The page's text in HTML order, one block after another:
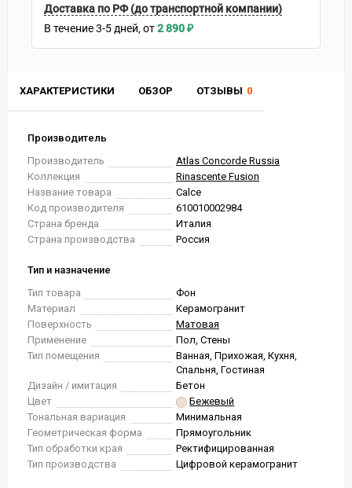
ХАРАКТЕРИСТИКИ ОБЗОР ОТЗЫВЫ 0
Производитель
Производитель
Atlas Concorde Russia
Коллекция
Rinascente Fusion
Название товара
Calce
Код производителя
610010002984
Страна бренда
Италия
Страна производства
Россия
Тип и назначение
Тип товара
Фон
Материал
Керамогранит
Поверхность
Матовая
Применение
Пол, Стены
Тип помещения
Ванная, Прихожая, Кухня,
Спальня, Гостиная
Дизайн / имитация
Бетон
Цвет
Бежевый
Тональная вариация
Минимальная
Геометрическая форма
Прямоугольник
Тип обработки края
Ректифицированная
Тип производства
Цифровой керамогранит
Доставка по РФ (до транспортной компании)
В течение3-5 дней 2 890₽